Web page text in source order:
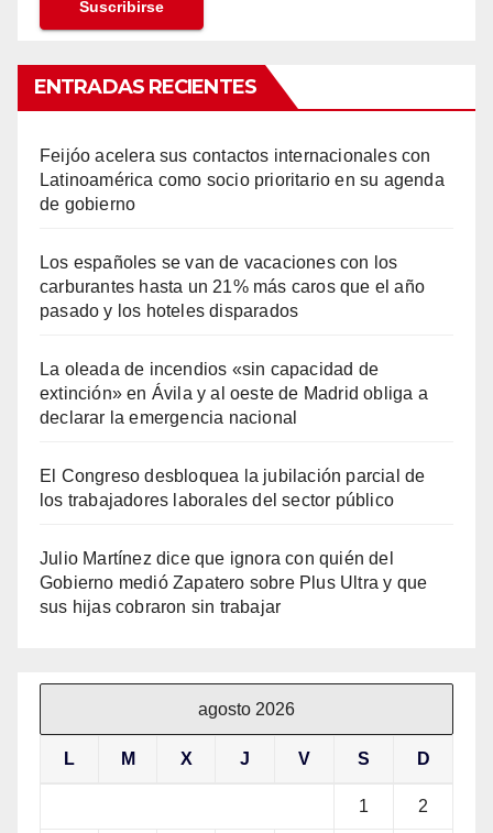
ENTRADAS RECIENTES
Feijóo acelera sus contactos internacionales con
Latinoamérica como socio prioritario en su agenda
de gobierno
Los españoles se van de vacaciones con los
carburantes hasta un 21% más caros que el año
pasado y los hoteles disparados
La oleada de incendios «sin capacidad de
extinción» en Ávila y al oeste de Madrid obliga a
declarar la emergencia nacional
El Congreso desbloquea la jubilación parcial de
los trabajadores laborales del sector público
Julio Martínez dice que ignora con quién del
Gobierno medió Zapatero sobre Plus Ultra y que
sus hijas cobraron sin trabajar
agosto 2026
L M X J V S D
1 2